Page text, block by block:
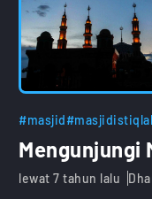
#masjid#masjidistiqlal
Mengunjungi
lewat 7 tahun lalu